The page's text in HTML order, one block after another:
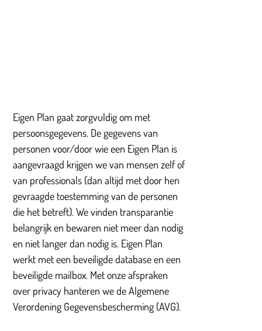
Eigen Plan gaat zorgvuldig om met
persoonsgegevens. De gegevens van
personen voor/door wie een Eigen Plan is
aangevraagd krijgen we van mensen zelf of
van professionals (dan altijd met door hen
gevraagde toestemming van de personen
die het betreft). We vinden transparantie
belangrijk en bewaren niet meer dan nodig
en niet langer dan nodig is. Eigen Plan
werkt met een beveiligde database en een
beveiligde mailbox. Met onze afspraken
over privacy hanteren we de Algemene
Verordening Gegevensbescherming (AVG).